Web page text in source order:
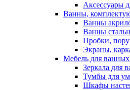
Аксессуары
Ванны,
Ванны
Ванны
Пробки,
Экраны,
Мебель для
Зеркала для
Тумбы для
Шкафы